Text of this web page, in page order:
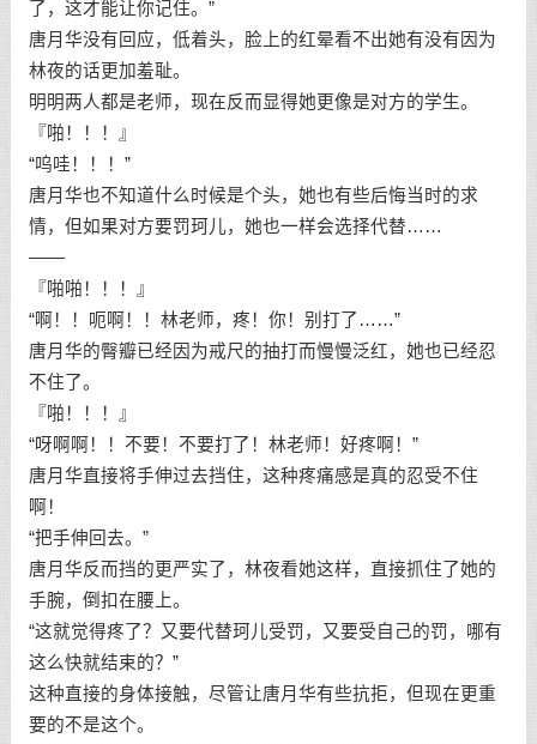
了，这才能让你记住。”
唐月华没有回应，低着头，脸上的红晕看不出她有没有因为
林夜的话更加羞耻。
明明两人都是老师，现在反而显得她更像是对方的学生。
『啪！！！』
“呜哇！！！”
唐月华也不知道什么时候是个头，她也有些后悔当时的求
情，但如果对方要罚珂儿，她也一样会选择代替……
——
『啪啪！！！』
“啊！！呃啊！！林老师，疼！你！别打了……”
唐月华的臀瓣已经因为戒尺的抽打而慢慢泛红，她也已经忍
不住了。
『啪！！！』
“呀啊啊！！不要！不要打了！林老师！好疼啊！”
唐月华直接将手伸过去挡住，这种疼痛感是真的忍受不住
啊！
“把手伸回去。”
唐月华反而挡的更严实了，林夜看她这样，直接抓住了她的
手腕，倒扣在腰上。
“这就觉得疼了？又要代替珂儿受罚，又要受自己的罚，哪有
这么快就结束的？”
这种直接的身体接触，尽管让唐月华有些抗拒，但现在更重
要的不是这个。